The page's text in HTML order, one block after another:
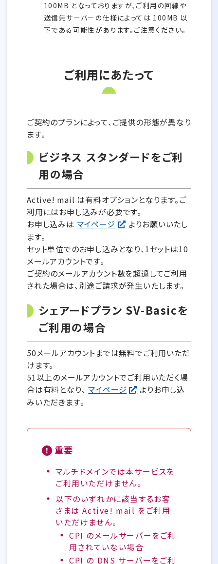
100MB となっておりますが、ご利用の回線や
送信先サーバーの仕様によっては 100MB 以
下である可能性があります。ご注意ください。
ご利用にあたって
ご契約のプランによって、ご提供の形態が異なり
ます。
ビジネス スタンダードをご利
用の場合
Active! mail は有料オプションとなります。ご
利用にはお申し込みが必要です。
お申し込みは マイページ
よりお願いいたし
ます。
セット単位でのお申し込みとなり、1セットは10
メールアカウントです。
ご契約のメールアカウント数を超過してご利用
された場合は、別途ご請求が発生いたします。
シェアードプラン SV-Basicを
ご利用の場合
50メールアカウントまでは無料でご利用いただ
けます。
51以上のメールアカウントでご利用いただく場
合は有料となり、 マイページ
よりお申し込
みいただきます。
重要
マルチドメインでは本サービスを
ご利用いただけません。
以下のいずれかに該当するお客
さまは Active! mail をご利用
いただけません。
CPI のメールサーバーをご利
用されていない場合
CPI の DNS サーバーをご利